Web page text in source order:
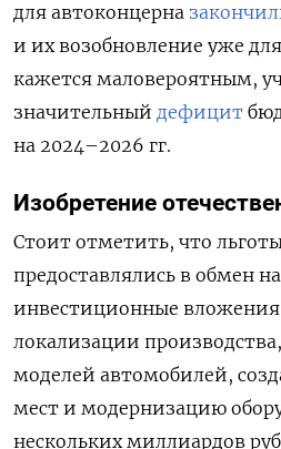
для автоконцерна
и их возобновление уже
кажется маловероятным,
значительный дефицит
на 2024–2026 гг.
Изобретение
Стоит отметить, что
предоставлялись в обмен
инвестиционные вложения
локализации
моделей автомобилей,
мест и модернизацию
нескольких миллиардов